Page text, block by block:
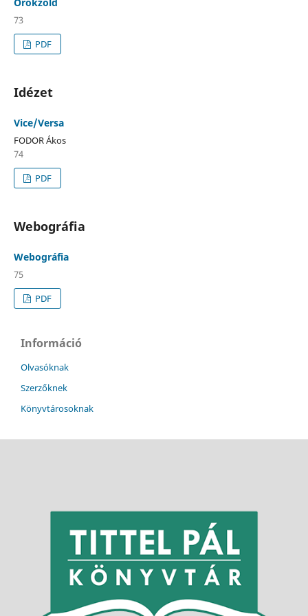
73
PDF
Idézet
Vice/Versa
FODOR Ákos
74
PDF
Webográfia
Webográfia
75
PDF
Információ
Olvasóknak
Szerzőknek
Könyvtárosoknak